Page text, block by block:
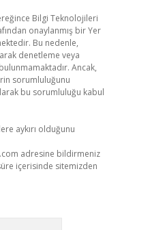
Bilgi Teknolojileri
onaylanmış bir Yer
Bu nedenle,
denetleme veya
Ancak,
sorumluluğunu
bu sorumluluğu kabul
aykırı olduğunu
adresine bildirmeniz
içerisinde sitemizden